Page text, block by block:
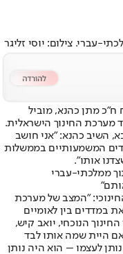
עברי. צילום: יוסי זליגר
מתן כהנא, מוביל
מערכת החינוך הישראלית.
השיב כהנא: ״אני חושב
המשמעותיים בממשלות
אותו".
ממלכתי-עברי
״המצב של מערכת
במדדים בין לאומיים
הנוכחי, יואב קיש,
היית שמה אותו לבד
לעצמו – הוא היה נותן